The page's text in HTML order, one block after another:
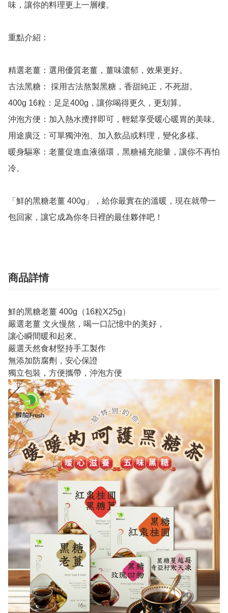
味，讓你的料理更上一層樓。
重點介紹：
精選老薑：選用優質老薑，薑味濃郁，效果更好。
古法黑糖： 採用古法熬製黑糖，香甜純正，不死甜。
400g 16粒：足足400g，讓你喝得更久，更划算。
沖泡方便：加入熱水攪拌即可，輕鬆享受暖心暖胃的美味。
用途廣泛：可單獨沖泡、加入飲品或料理，變化多樣。
暖身驅寒：老薑促進血液循環，黑糖補充能量，讓你不再怕
冷。
「鮮的黑糖老薑 400g」，給你最實在的溫暖，現在就帶一
商品詳情
鮮的黑糖老薑 400g（16粒X25g）
嚴選老薑 文火慢熬，喝一口記憶中的美好，
讓心瞬間暖和起來。
嚴選天然食材堅持手工製作
無添加防腐劑，安心保證
獨立包裝，方便攜帶，沖泡方便